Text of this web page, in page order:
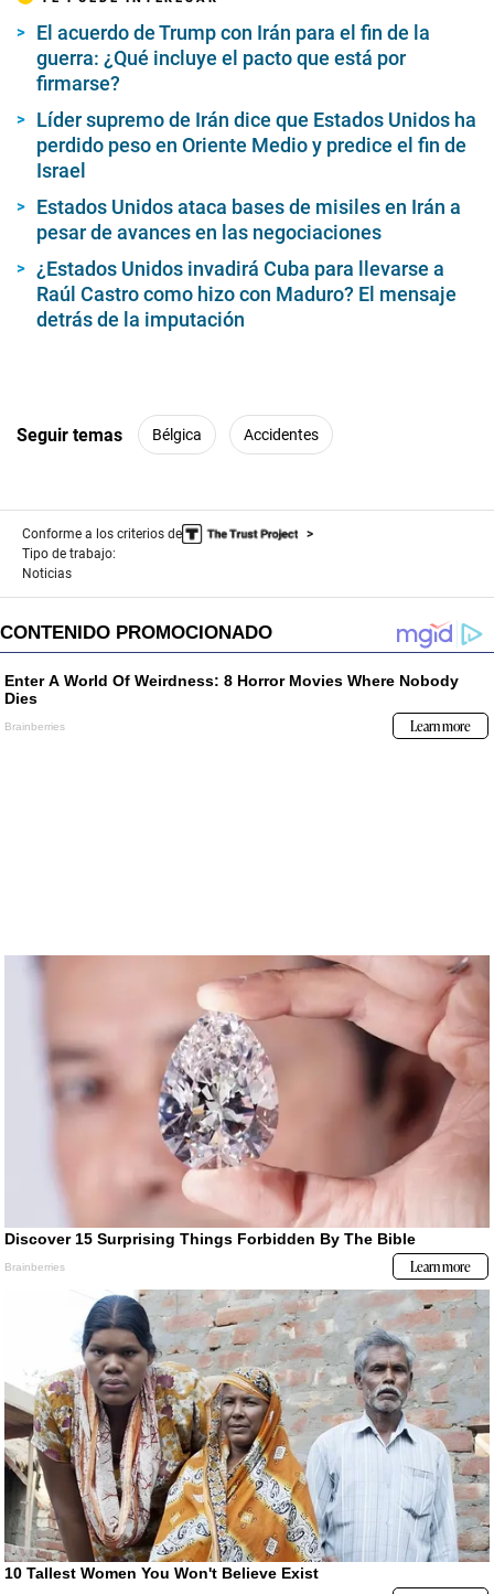
El acuerdo de Trump con Irán para el fin de la
guerra: ¿Qué incluye el pacto que está por
firmarse?
Líder supremo de Irán dice que Estados Unidos ha
perdido peso en Oriente Medio y predice el fin de
Israel
Estados Unidos ataca bases de misiles en Irán a
pesar de avances en las negociaciones
¿Estados Unidos invadirá Cuba para llevarse a
Raúl Castro como hizo con Maduro? El mensaje
detrás de la imputación
Seguir temas Bélgica Accidentes
Conforme a los criterios de
Tipo de trabajo:
Noticias